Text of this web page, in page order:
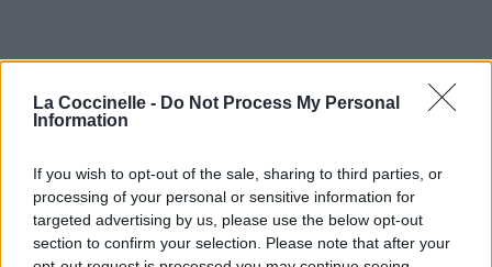
La Coccinelle - Do Not Process My Personal
Information
If you wish to opt-out of the sale, sharing to third parties, or
processing of your personal or sensitive information for
targeted advertising by us, please use the below opt-out
section to confirm your selection. Please note that after your